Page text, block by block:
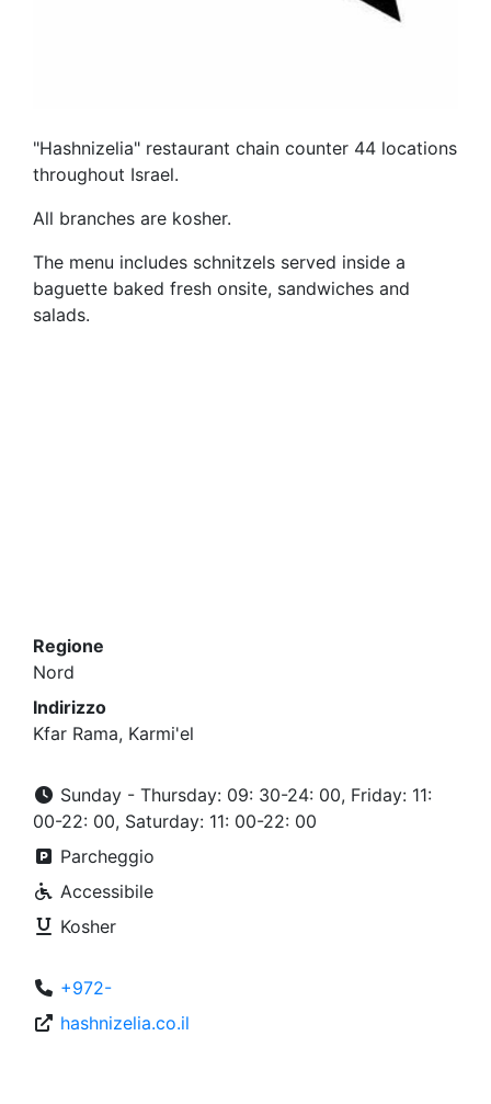
"Hashnizelia" restaurant chain counter 44 locations
throughout Israel.
All branches are kosher.
The menu includes schnitzels served inside a
baguette baked fresh onsite, sandwiches and
salads.
Regione
Nord
Indirizzo
Kfar Rama, Karmi'el
Sunday - Thursday: 09: 30-24: 00, Friday: 11:
00-22: 00, Saturday: 11: 00-22: 00
Parcheggio
Accessibile
Kosher
+972-
hashnizelia.co.il